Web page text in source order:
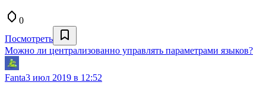
0
Посмотреть
Можно ли централизованно управлять параметрами языков?
Fanta3 июл 2019 в 12:52